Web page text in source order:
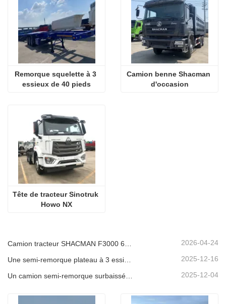
Remorque squelette à 3
essieux de 40 pieds
Camion benne Shacman
d'occasion
Tête de tracteur Sinotruk
Howo NX
2026-04-24
2025-12-16
Un camion semi-remorque surbaissée à 3 essieux sera expédié au Cameroun. 2025-12-04